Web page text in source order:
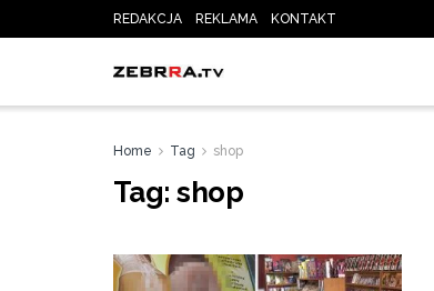
REDAKCJA REKLAMA KONTAKT
Home Tag shop
Tag:shop